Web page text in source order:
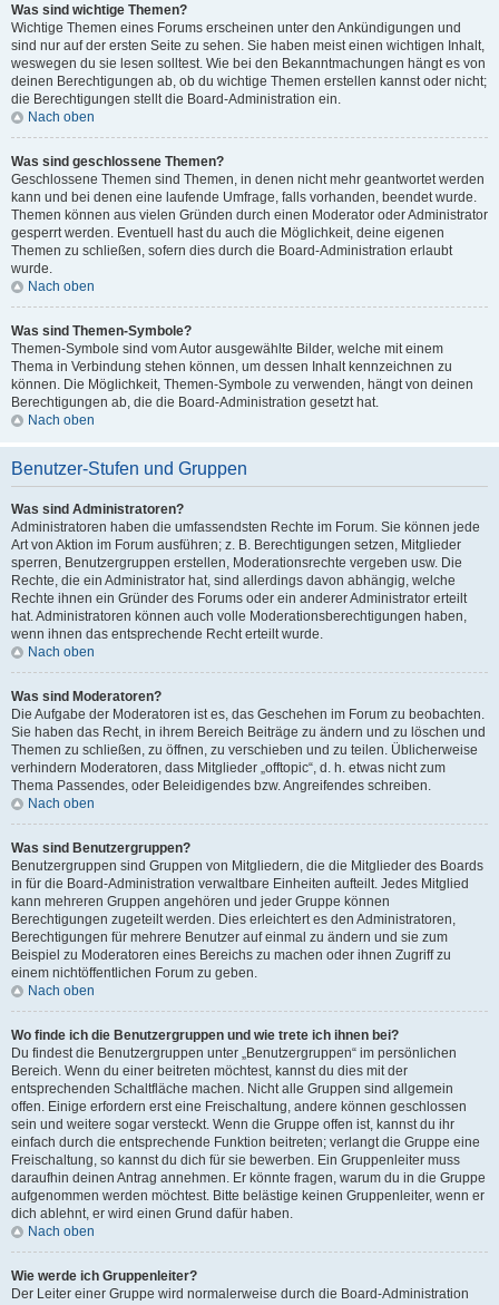
Was sind wichtige Themen?
Wichtige Themen eines Forums erscheinen unter den Ankündigungen und
sind nur auf der ersten Seite zu sehen. Sie haben meist einen wichtigen Inhalt,
weswegen du sie lesen solltest. Wie bei den Bekanntmachungen hängt es von
deinen Berechtigungen ab, ob du wichtige Themen erstellen kannst oder nicht;
die Berechtigungen stellt die Board-Administration ein.
Nach oben
Was sind geschlossene Themen?
Geschlossene Themen sind Themen, in denen nicht mehr geantwortet werden
kann und bei denen eine laufende Umfrage, falls vorhanden, beendet wurde.
Themen können aus vielen Gründen durch einen Moderator oder Administrator
gesperrt werden. Eventuell hast du auch die Möglichkeit, deine eigenen
Themen zu schließen, sofern dies durch die Board-Administration erlaubt
wurde.
Nach oben
Was sind Themen-Symbole?
Themen-Symbole sind vom Autor ausgewählte Bilder, welche mit einem
Thema in Verbindung stehen können, um dessen Inhalt kennzeichnen zu
können. Die Möglichkeit, Themen-Symbole zu verwenden, hängt von deinen
Berechtigungen ab, die die Board-Administration gesetzt hat.
Nach oben
Benutzer-Stufen und Gruppen
Was sind Administratoren?
Administratoren haben die umfassendsten Rechte im Forum. Sie können jede
Art von Aktion im Forum ausführen; z. B. Berechtigungen setzen, Mitglieder
sperren, Benutzergruppen erstellen, Moderationsrechte vergeben usw. Die
Rechte, die ein Administrator hat, sind allerdings davon abhängig, welche
Rechte ihnen ein Gründer des Forums oder ein anderer Administrator erteilt
hat. Administratoren können auch volle Moderationsberechtigungen haben,
wenn ihnen das entsprechende Recht erteilt wurde.
Nach oben
Was sind Moderatoren?
Die Aufgabe der Moderatoren ist es, das Geschehen im Forum zu beobachten.
Sie haben das Recht, in ihrem Bereich Beiträge zu ändern und zu löschen und
Themen zu schließen, zu öffnen, zu verschieben und zu teilen. Üblicherweise
verhindern Moderatoren, dass Mitglieder „offtopic“, d. h. etwas nicht zum
Thema Passendes, oder Beleidigendes bzw. Angreifendes schreiben.
Nach oben
Was sind Benutzergruppen?
Benutzergruppen sind Gruppen von Mitgliedern, die die Mitglieder des Boards
in für die Board-Administration verwaltbare Einheiten aufteilt. Jedes Mitglied
kann mehreren Gruppen angehören und jeder Gruppe können
Berechtigungen zugeteilt werden. Dies erleichtert es den Administratoren,
Berechtigungen für mehrere Benutzer auf einmal zu ändern und sie zum
Beispiel zu Moderatoren eines Bereichs zu machen oder ihnen Zugriff zu
einem nichtöffentlichen Forum zu geben.
Nach oben
Wo finde ich die Benutzergruppen und wie trete ich ihnen bei?
Du findest die Benutzergruppen unter „Benutzergruppen“ im persönlichen
Bereich. Wenn du einer beitreten möchtest, kannst du dies mit der
entsprechenden Schaltfläche machen. Nicht alle Gruppen sind allgemein
offen. Einige erfordern erst eine Freischaltung, andere können geschlossen
sein und weitere sogar versteckt. Wenn die Gruppe offen ist, kannst du ihr
einfach durch die entsprechende Funktion beitreten; verlangt die Gruppe eine
Freischaltung, so kannst du dich für sie bewerben. Ein Gruppenleiter muss
daraufhin deinen Antrag annehmen. Er könnte fragen, warum du in die Gruppe
aufgenommen werden möchtest. Bitte belästige keinen Gruppenleiter, wenn er
dich ablehnt, er wird einen Grund dafür haben.
Nach oben
Wie werde ich Gruppenleiter?
Der Leiter einer Gruppe wird normalerweise durch die Board-Administration